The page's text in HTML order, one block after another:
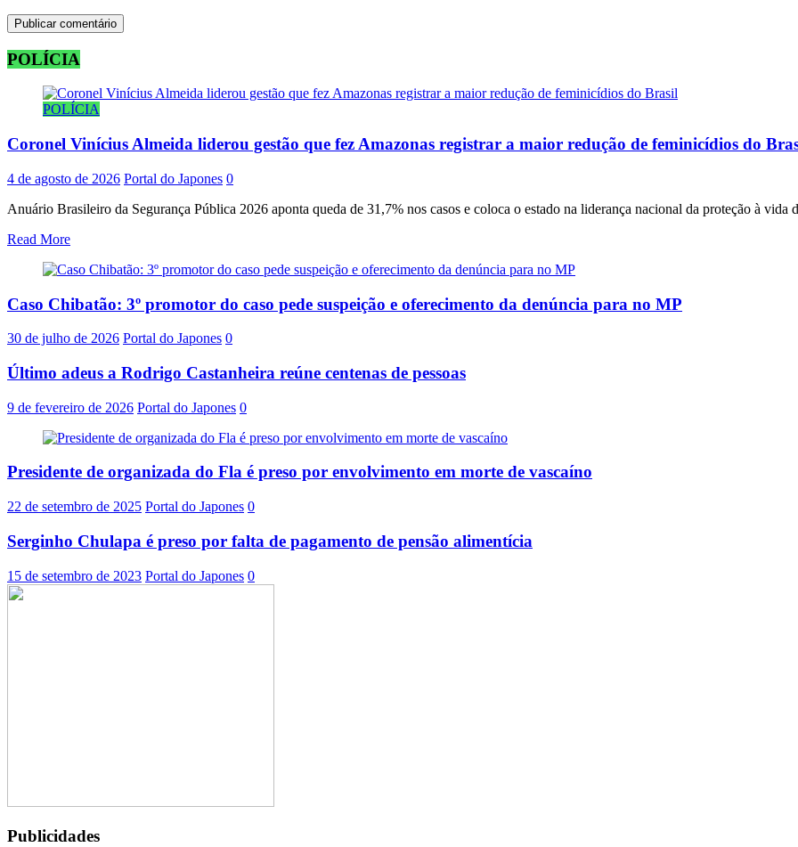
POLÍCIA
POLÍCIA
Coronel Vinícius Almeida liderou gestão que fez Amazonas registrar a maior redução de feminicídios do
4 de agosto de 2026 Portal do Japones 0
Anuário Brasileiro da Segurança Pública 2026 aponta queda de 31,7% nos casos e coloca o estado na liderança nacional da proteção à vida
Read More
Caso Chibatão: 3º promotor do caso pede suspeição e oferecimento da denúncia para no MP
30 de julho de 2026 Portal do Japones 0
Último adeus a Rodrigo Castanheira reúne centenas de pessoas
9 de fevereiro de 2026 Portal do Japones 0
Presidente de organizada do Fla é preso por envolvimento em morte de vascaíno
22 de setembro de 2025 Portal do Japones 0
Serginho Chulapa é preso por falta de pagamento de pensão alimentícia
15 de setembro de 2023 Portal do Japones 0
Publicidades